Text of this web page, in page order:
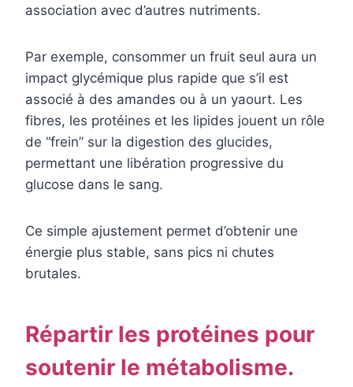
association avec d’autres nutriments.
Par exemple, consommer un fruit seul aura un
impact glycémique plus rapide que s’il est
associé à des amandes ou à un yaourt. Les
fibres, les protéines et les lipides jouent un rôle
de “frein” sur la digestion des glucides,
permettant une libération progressive du
glucose dans le sang.
Ce simple ajustement permet d’obtenir une
énergie plus stable, sans pics ni chutes
brutales.
Répartir les protéines pour
soutenir le métabolisme.